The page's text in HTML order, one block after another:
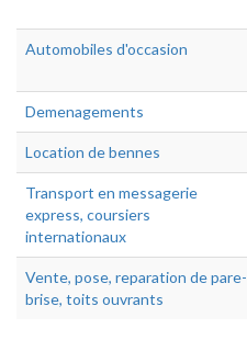
Automobiles d'occasion
Demenagements
Location de bennes
Transport en messagerie
express, coursiers
internationaux
Vente, pose, reparation de pare-
brise, toits ouvrants